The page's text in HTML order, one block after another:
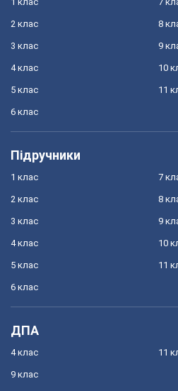
2 клас
3 клас
4 клас
5 клас
6 клас
8
9
10
11
Підручники
1 клас
2 клас
3 клас
4 клас
5 клас
6 клас
7
8
9
10
11
ДПА
4 клас
9 клас
11